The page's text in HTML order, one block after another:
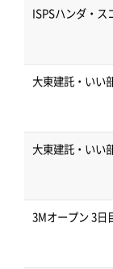
ISPSハンダ・
大東建託・い
大東建託・い
3Mオープン 3日